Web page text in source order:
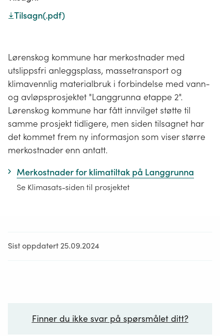
Tilsagn(.pdf)
Lørenskog kommune har merkostnader med
utslippsfri anleggsplass, massetransport og
klimavennlig materialbruk i forbindelse med vann-
og avløpsprosjektet "Langgrunna etappe 2".
Lørenskog kommune har fått innvilget støtte til
samme prosjekt tidligere, men siden tilsagnet har
det kommet frem ny informasjon som viser større
merkostnader enn antatt.
Merkostnader for klimatiltak på Langgrunna
Se Klimasats-siden til prosjektet
Sist oppdatert 25.09.2024
Finner du ikke svar på spørsmålet ditt?